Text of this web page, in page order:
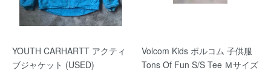
YOUTH CARHARTT アクティ
ブジャケット (USED)
Volcom Kids ボルコム 子供服
Tons Of Fun S/S Tee Ｍサイズ